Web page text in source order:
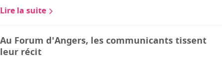
Lire la suite
Au Forum d'Angers, les communicants tissent
leur récit